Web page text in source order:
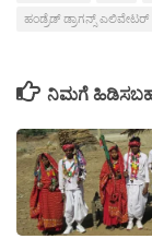
ಹಂಡ್ರೆಡ್ ಡ್ರಾಗನ್ಸ್ ಎಲಿವೇಟರ್
ನಿಮಗೆ